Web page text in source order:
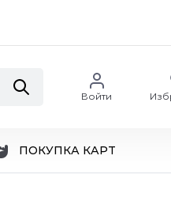
Войти
ПОКУПКА КАРТ